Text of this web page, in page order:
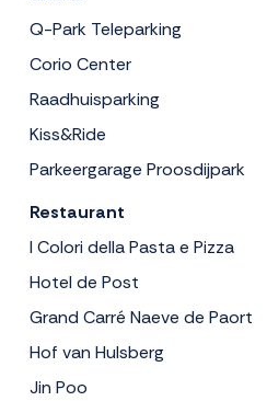
Q-Park Teleparking
Corio Center
Raadhuisparking
Kiss&Ride
Parkeergarage Proosdijpark
Restaurant
I Colori della Pasta e Pizza
Hotel de Post
Grand Carré Naeve de Paort
Hof van Hulsberg
Jin Poo